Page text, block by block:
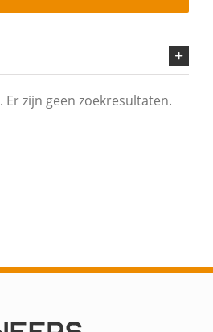
. Er zijn geen zoekresultaten.